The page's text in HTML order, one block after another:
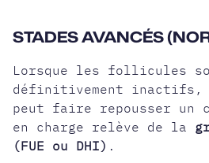
STADES AVANCÉS
Lorsque les follicules
définitivement inactifs,
peut faire repousser un
en charge relève de la
(FUE ou DHI) .